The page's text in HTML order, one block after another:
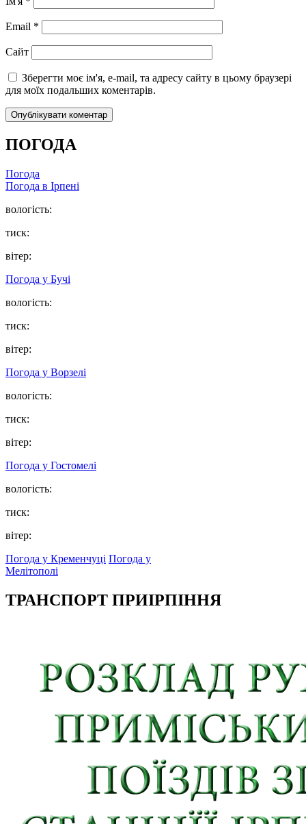
Email *
Сайт
Зберегти моє ім'я, e-mail, та адресу сайту в цьому браузері
для моїх подальших коментарів.
ПОГОДА
Погода
Погода в Ірпені
вологість:
тиск:
вітер:
Погода у Бучі
вологість:
тиск:
вітер:
Погода у Ворзелі
вологість:
тиск:
вітер:
Погода у Гостомелі
вологість:
тиск:
вітер:
Погода у Кременчуці Погода у
Мелітополі
ТРАНСПОРТ ПРИІРПІННЯ